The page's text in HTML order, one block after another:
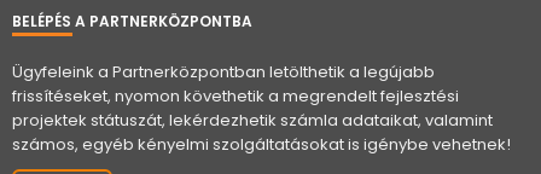
BELÉPÉS A PARTNERKÖZPONTBA
Ügyfeleink a Partnerközpontban letölthetik a legújabb
frissítéseket, nyomon követhetik a megrendelt fejlesztési
projektek státuszát, lekérdezhetik számla adataikat, valamint
számos, egyéb kényelmi szolgáltatásokat is igénybe vehetnek!